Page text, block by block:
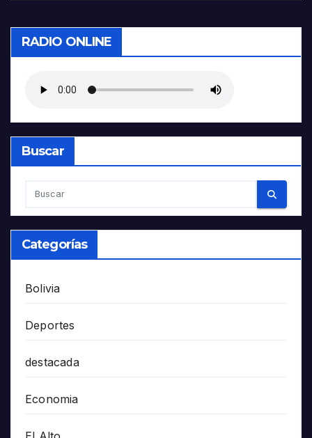
RADIO ONLINE
Buscar
Categorías
Bolivia
Deportes
destacada
Economia